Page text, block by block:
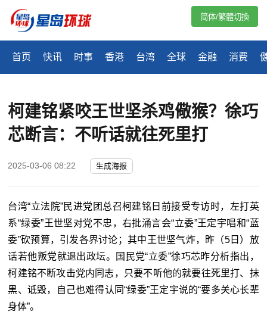
首页 快讯 时事 香港 台湾 全球 金融 消费
简体/繁體切換
柯建铭紧咬王世坚杀鸡儆猴？徐巧
芯断言：不听话就往死里打
2025-03-06 08:22 生成海报
台湾“立法院”民进党团总召柯建铭日前接受专访时，左打英
系“绿委”王世坚对党不忠，右批涌言会“立委”王定宇唱和“蓝
委”砍预算，引发各界讨论；其中王世坚气炸，昨（5日）放
话若他叛党就退出政坛。国民党“立委”徐巧芯昨分析指出，
柯建铭不断攻击党内同志，只要不听他的就要往死里打、抹
黑、诋毁，自己也难得认同“绿委”王定宇说的“要多关心长辈
身体”。